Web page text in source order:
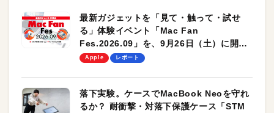
最新ガジェットを「見て・触って・試せ
る」体験イベント「Mac Fan
Fes.2026.09」を、9月26日（土）に開催
します！
Apple レポート
落下実験。ケースでMacBook Neoを守れ
るか？ 耐衝撃・対落下保護ケース「STM